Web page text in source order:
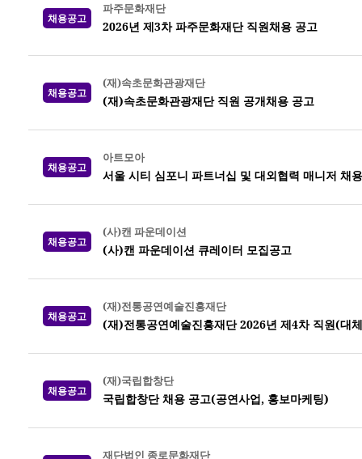
채용공고
파주문화재단
2026년 제3차 파주문화재단 직원채용 공고
채용공고
(재)속초문화관광재단
(재)속초문화관광재단 직원 공개채용 공고
채용공고
아트모아
서울 시티 심포니 파트너십 및 대외협력 매니저 채
채용공고
(사)캔 파운데이션
(사)캔 파운데이션 큐레이터 모집공고
채용공고
(재)전통공연예술진흥재단
(재)전통공연예술진흥재단 2026년 제4차 직원(대
채용공고
(재)국립합창단
국립합창단 채용 공고(공연사업, 홍보마케팅)
재단법인 종로문화재단